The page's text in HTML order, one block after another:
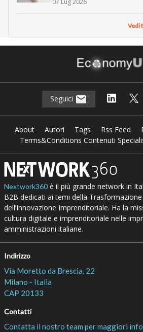
Vedi
Seguici
About Autori Tags Rss Feed
Terms&Conditions Contenuti
Nextwork360è il più grande network in
B2B dedicati ai temi della
dell’Innovazione Imprenditoriale. Ha la
cultura digitale e imprenditoriale nelle
amministrazioni italiane.
Indirizzo
Via Moretto da Brescia, 22
Milano - Italia
CAP 20133
Contatti
Contatta il nostro team per maggiori